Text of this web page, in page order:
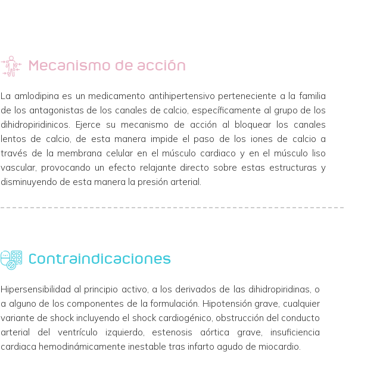
Mecanismo de acción
La amlodipina es un medicamento antihipertensivo perteneciente a la familia
de los antagonistas de los canales de calcio, específicamente al grupo de los
dihidropiridinicos. Ejerce su mecanismo de acción al bloquear los canales
lentos de calcio, de esta manera impide el paso de los iones de calcio a
través de la membrana celular en el músculo cardiaco y en el músculo liso
vascular, provocando un efecto relajante directo sobre estas estructuras y
disminuyendo de esta manera la presión arterial.
Contraindicaciones
Hipersensibilidad al principio activo, a los derivados de las dihidropiridinas, o
a alguno de los componentes de la formulación. Hipotensión grave, cualquier
variante de shock incluyendo el shock cardiogénico, obstrucción del conducto
arterial del ventrículo izquierdo, estenosis aórtica grave, insuficiencia
cardiaca hemodinámicamente inestable tras infarto agudo de miocardio.